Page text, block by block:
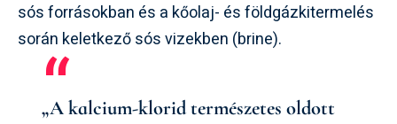
sós forrásokban és a kőolaj- és földgázkitermelés
során keletkező sós vizekben (brine).
„A kalcium-klorid természetes oldott